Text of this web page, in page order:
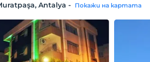
Antalya - Покажи на картата